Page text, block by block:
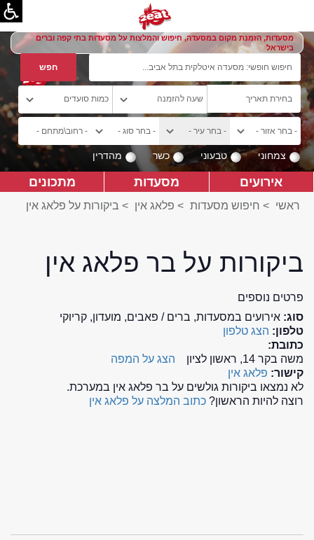
מסעדות, הזמנת מקום במסעדה, חיפוש והמלצות על מסעדות בתי קפה וברים
בישראל
צמחוני טבעוני כשר מהדרין
אירועים מסעדות מתכונים
ראשי > חיפוש מסעדות > פלאג אין > ביקורות על פלאג אין
ביקורות על בר פלאג אין
פרטים נוספים
סוג: אירועים במסעדות, ברים / פאבים, מועדון, קריוקי
טלפון: הצג טלפון
כתובת:
משה בקר 14, ראשון לציון
הצג על המפה
קישור: פלאג אין
לא נמצאו ביקורות גולשים על בר פלאג אין במערכת.
רוצה להיות הראשון? כתוב המלצה על פלאג אין